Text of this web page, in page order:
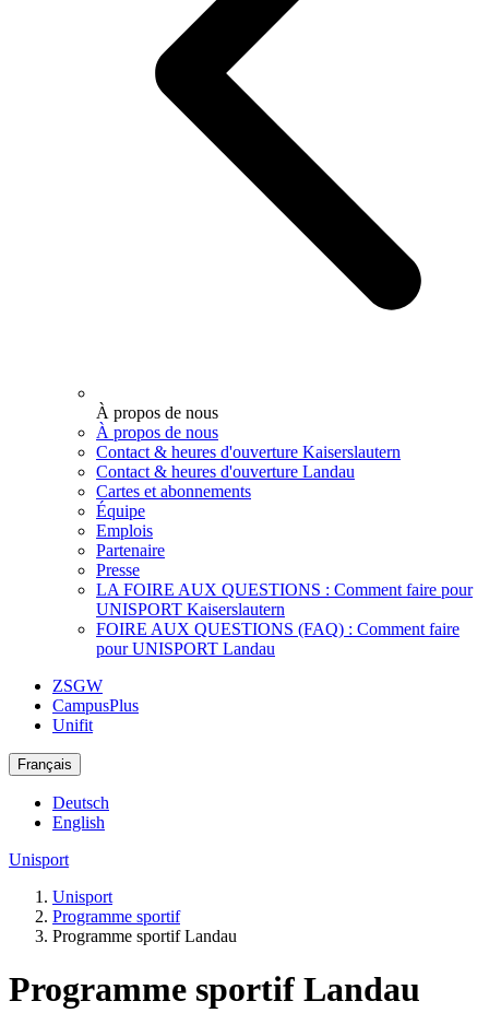
À propos de nous
À propos de nous
Contact & heures d'ouverture Kaiserslautern
Contact & heures d'ouverture Landau
Cartes et abonnements
Équipe
Emplois
Partenaire
Presse
LA FOIRE AUX QUESTIONS : Comment faire pour
UNISPORT Kaiserslautern
FOIRE AUX QUESTIONS (FAQ) : Comment faire
pour UNISPORT Landau
ZSGW
CampusPlus
Unifit
Français
Deutsch
English
Unisport
Unisport
Programme sportif
Programme sportif Landau
Programme sportif Landau